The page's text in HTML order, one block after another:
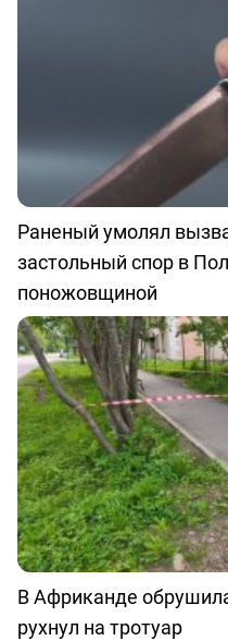
Раненый умолял
застольный спор в
поножовщиной
В Африканде
рухнул на тротуар